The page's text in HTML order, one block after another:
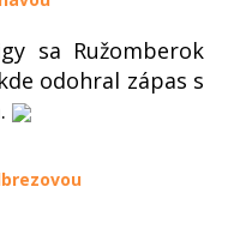
sa Ružomberok
odohral zápas s